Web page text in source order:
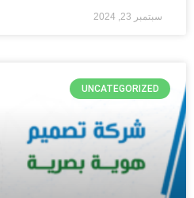
سبتمبر 23, 2024
UNCATEGORIZED